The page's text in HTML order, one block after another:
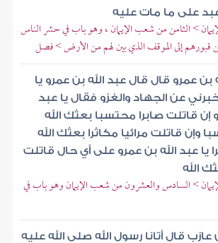
على ما مات عليه
> الثامن من شعب الإيمان ، وهو باب في حشر الناس
قبورهم إلى الموقف الذي بين لهم من الأرض > فصل
بن عمرو قال قال عبد الله بن عمرو يا
عن الجهاد والغزو فقال يا عبد
إن قاتلت صابرا محتسبا بعثك الله
وإن قاتلت مرائيا مكاثرا بعثك الله
يا عبد الله بن عمرو على أي حال قاتلت
الله
> السادس والعشرون من شعب الإيمان وهو باب في
عازب قال أتانا رسول الله صلى الله عليه